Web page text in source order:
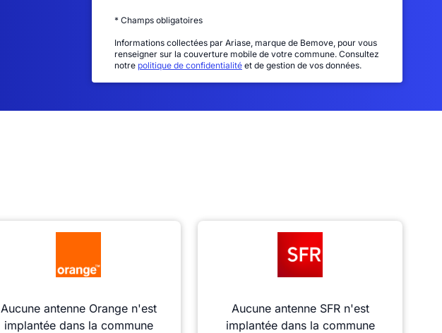
* Champs obligatoires
Informations collectées par Ariase, marque de Bemove, pour vous
renseigner sur la couverture mobile de votre commune. Consultez
notre politique de confidentialité et de gestion de vos données.
Aucune antenne Orange n'est
implantée dans la commune
Aucune antenne SFR n'est
implantée dans la commune